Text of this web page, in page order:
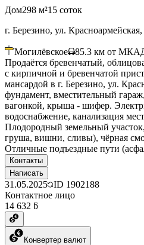
Дом298 м²15 соток
г. Березино, ул.
Могилёвское 85.3 км от
Продаётся бревенчатый,
с кирпичной и бревенчатой
мансардой в г. Березино, ул.
фундамент, вместительный
вагонкой, крыша - шифер.
водоснабжение, канализация
Плодородный земельный
груша, вишни, сливы), чёрная
Отличные подъездные пути
Контакты
Написать
31.05.2025 ID 1902188
Контактное лицо
14 632 ƃ
Конвертер валют